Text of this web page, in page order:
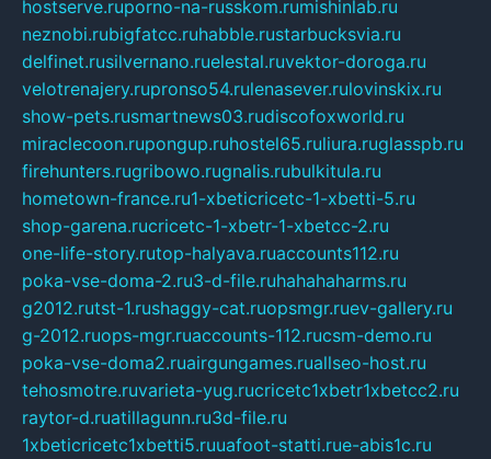
hostserve.ruporno-na-russkom.rumishinlab.ru
neznobi.rubigfatcc.ruhabble.rustarbucksvia.ru
delfinet.rusilvernano.ruelestal.ruvektor-doroga.ru
velotrenajery.rupronso54.rulenasever.rulovinskix.ru
show-pets.rusmartnews03.rudiscofoxworld.ru
miraclecoon.rupongup.ruhostel65.ruliura.ruglasspb.ru
firehunters.rugribowo.rugnalis.rubulkitula.ru
hometown-france.ru1-xbeticricetc-1-xbetti-5.ru
shop-garena.rucricetc-1-xbetr-1-xbetcc-2.ru
one-life-story.rutop-halyava.ruaccounts112.ru
poka-vse-doma-2.ru3-d-file.ruhahahaharms.ru
g2012.rutst-1.rushaggy-cat.ruopsmgr.ruev-gallery.ru
g-2012.ruops-mgr.ruaccounts-112.rucsm-demo.ru
poka-vse-doma2.ruairgungames.ruallseo-host.ru
tehosmotre.ruvarieta-yug.rucricetc1xbetr1xbetcc2.ru
raytor-d.ruatillagunn.ru3d-file.ru
1xbeticricetc1xbetti5.ruuafoot-statti.rue-abis1c.ru